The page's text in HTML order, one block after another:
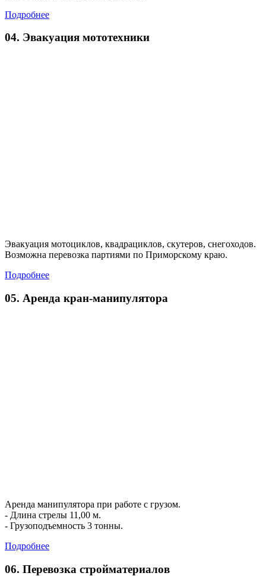
Подробнее
04. Эвакуация мототехники
Эвакуация мотоциклов, квадрациклов, скутеров, снегоходов.
Возможна перевозка партиями по Приморскому краю.
Подробнее
05. Аренда кран-манипулятора
Аренда манипулятора при работе с грузом.
- Длина стрелы 11,00 м.
- Грузоподъемность 3 тонны.
Подробнее
06. Перевозка стройматериалов